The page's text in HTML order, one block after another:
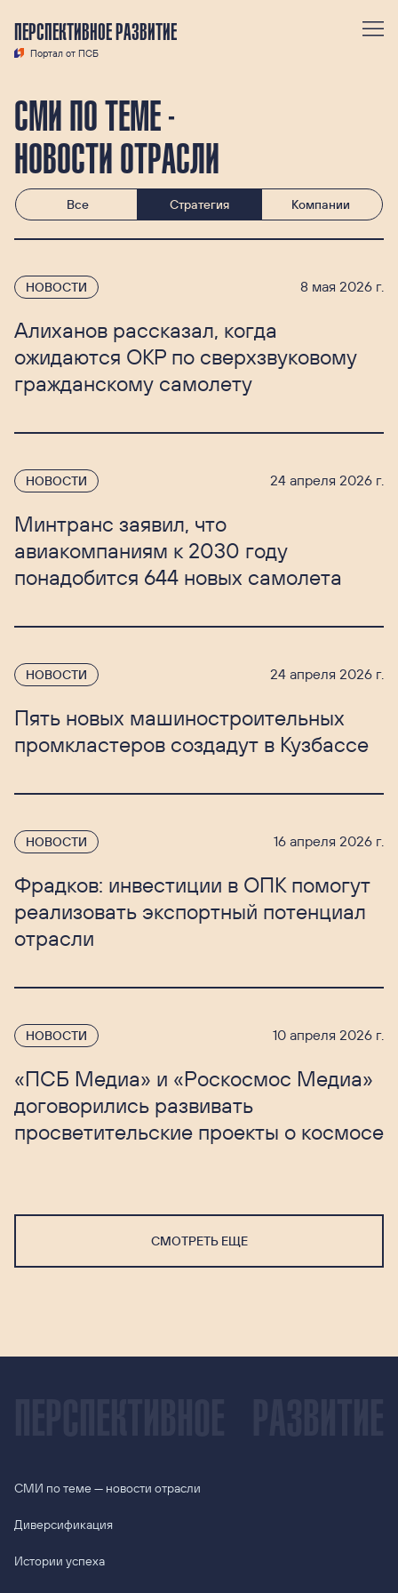
ПЕРСПЕКТИВНОЕ РАЗВИТИЕ
Портал от ПСБ
СМИ ПО ТЕМЕ -
НОВОСТИ ОТРАСЛИ
Все Стратегия Компании
8 мая 2026 г.
НОВОСТИ
Алиханов рассказал, когда
ожидаются ОКР по сверхзвуковому
гражданскому самолету
24 апреля 2026 г.
НОВОСТИ
Минтранс заявил, что
авиакомпаниям к 2030 году
понадобится 644 новых самолета
24 апреля 2026 г.
НОВОСТИ
Пять новых машиностроительных
промкластеров создадут в Кузбассе
16 апреля 2026 г.
НОВОСТИ
Фрадков: инвестиции в ОПК помогут
реализовать экспортный потенциал
отрасли
10 апреля 2026 г.
НОВОСТИ
«ПСБ Медиа» и «Роскосмос Медиа»
договорились развивать
просветительские проекты о космосе
СМОТРЕТЬ ЕЩЕ
СМИ по теме — новости отрасли
Диверсификация
Истории успеха